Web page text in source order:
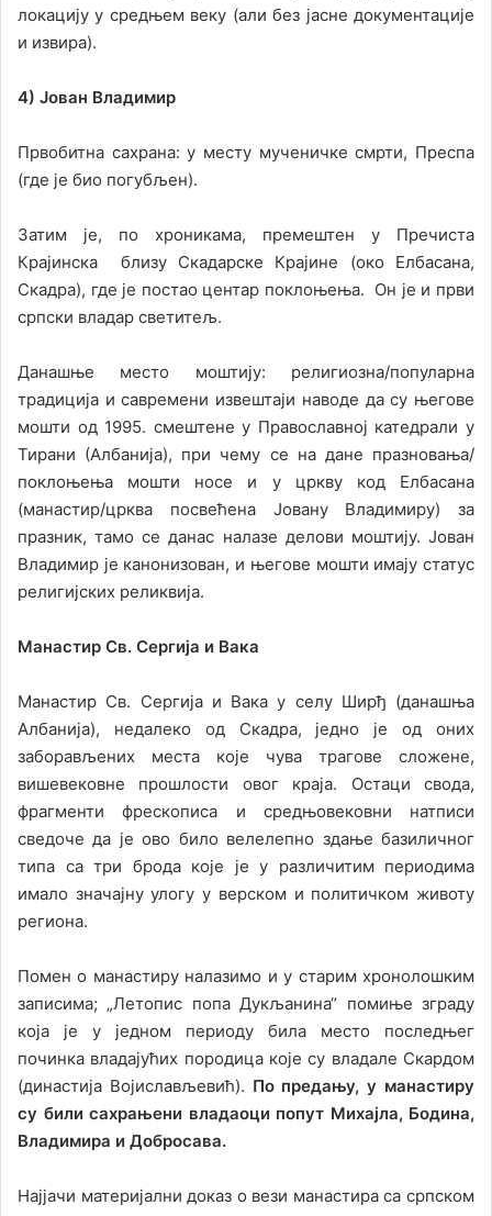
локацију у средњем веку (али без јасне документације
и извира).
4) Јован Владимир
Првобитна сахрана: у месту мученичке смрти, Преспа
(где је био погубљен).
Затим је, по хроникама, премештен у Пречиста
Крајинска близу Скадарске Крајине (око Елбасана,
Скадра), где је постао центар поклоњења. Он је и први
српски владар светитељ.
Данашње место моштију: религиозна/популарна
традиција и савремени извештаји наводе да су његове
мошти од 1995. смештене у Православној катедрали у
Тирани (Албанија), при чему се на дане празновања/
поклоњења мошти носе и у цркву код Елбасана
(манастир/црква посвећена Јовану Владимиру) за
празник, тамо се данас налазе делови моштију. Јован
Владимир је канонизован, и његове мошти имају статус
религијских реликвија.
Манастир Св. Сергија и Вака
Манастир Св. Сергија и Вака у селу Ширђ (данашња
Албанија), недалеко од Скадра, једно је од оних
заборављених места које чува трагове сложене,
вишевековне прошлости овог краја. Остаци свода,
фрагменти фрескописа и средњовековни натписи
сведоче да је ово било велелепно здање базиличног
типа са три брода које је у различитим периодима
имало значајну улогу у верском и политичком животу
региона.
Помен о манастиру налазимо и у старим хронолошким
записима; „Летопис попа Дукљанина“ помиње зграду
која је у једном периоду била место последњег
починка владајућих породица које су владале Скардом
(династија Вojислављевић). По предању, у манастиру
су били сахрањени владаоци попут Михајла, Бодина,
Владимира и Добросава.
Најјачи материјални доказ о вези манастира са српском